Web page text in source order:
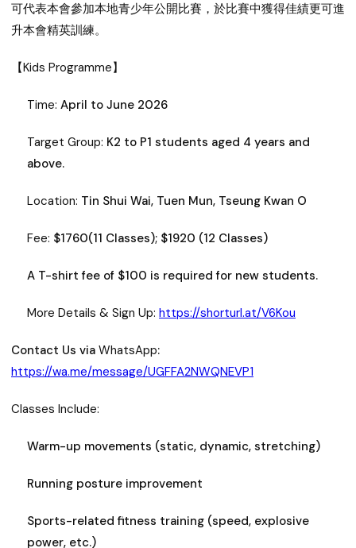
可代表本會參加本地青少年公開比賽，於比賽中獲得佳績更可進
升本會精英訓練。
【Kids Programme】
Time: April to June 2026
Target Group: K2 to P1 students aged 4 years and
above.
Location: Tin Shui Wai, Tuen Mun, Tseung Kwan O
Fee: $1760(11 Classes); $1920 (12 Classes)
A T-shirt fee of $100 is required for new students.
More Details & Sign Up: https://shorturl.at/V6Kou
Contact Us via WhatsApp:
https://wa.me/message/UGFFA2NWQNEVP1
Classes Include:
Warm-up movements (static, dynamic, stretching)
Running posture improvement
Sports-related fitness training (speed, explosive
power, etc.)